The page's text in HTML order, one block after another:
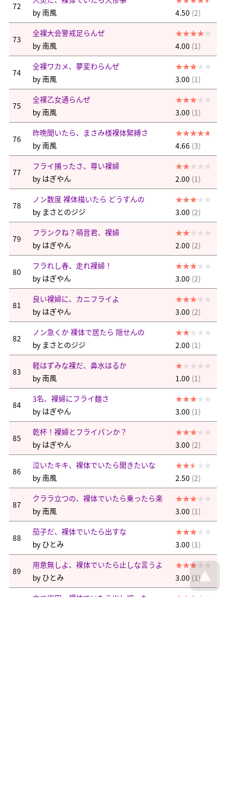
72
by南風 4.50 (2)
73
全裸大会警戒足らんぜ
by南風 4.00 (1)
74
全裸ワカメ、夢変わらんぜ
by南風 3.00 (1)
75
全裸乙女通らんぜ
by南風 3.00 (1)
76
昨晩聞いたら、まさみ様裸体緊縛さ
by南風 4.66 (3)
77
フライ捕ったさ、尊い裸婦
by はぎやん 2.00 (1)
78
ノン数度 裸体描いたら どうすんの
by まさとのジジ 3.00 (2)
79
フランクね？萌音君、裸婦
by はぎやん 2.00 (2)
80
フラれし春、走れ裸婦！
by はぎやん 3.00 (2)
81
良い裸婦に、カニフライよ
by はぎやん 3.00 (2)
82
ノン急くか 裸体で居たら 隠せんの
by まさとのジジ 2.00 (1)
83
軽はずみな裸だ、鼻水はるか
by南風 1.00 (1)
84
3名、裸婦にフライ麺さ
by はぎやん 3.00 (1)
85
乾杯！裸婦とフライパンか？
by はぎやん 3.00 (2)
86
泣いたキキ、裸体でいたら聞きたいな
by南風 2.50 (2)
87
クララ立つの、裸体でいたら乗ったら楽
by南風 3.00 (1)
88
茄子だ、裸体でいたら出すな
by ひとみ 3.00 (1)
89
用意無しよ、裸体でいたら止しな言うよ
by ひとみ 3.00 (1)
立つ岸田、裸体でいたら出し切った